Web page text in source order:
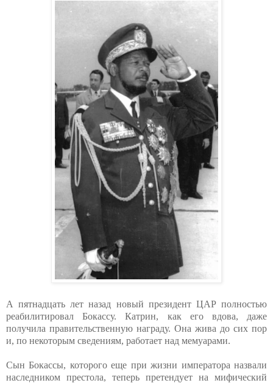
А пятнадцать лет назад новый президент ЦАР полностью
реабилитировал Бокассу. Катрин, как его вдова, даже
получила правительственную награду. Она жива до сих пор
и, по некоторым сведениям, работает над мемуарами.
Сын Бокассы, которого еще при жизни императора назвали
наследником престола, теперь претендует на мифический